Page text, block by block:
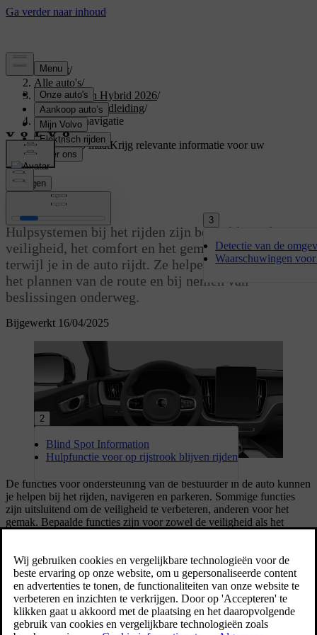
Support/
Alle auto's/
XC60 Plug-in Hybrid 2026/
Gebruikershandleiding/
Rijhulp en navigatie
Ondersteuning op maatKrijg relevante informatie voor uw
specifieke auto.
Inloggen
Bijgewerkt 16/04/2025
Rijhulp en navigatie
Hulpsystemen bij het rijden zijn bedoeld om de
veiligheid, het comfort en het gemak te verbeteren
terwijl je in de auto rijdt. Ze helpen je bij het rijden,
het plannen van de route en bij nemen van
beslissingen onderweg.
2
Blind Spot Information
Hulpfunctie voor op rijstrook blijven rijden
3
Detectie van de
Waarschuwingen
De functies voor ondersteuning van de bestuurder in de auto kunnen
je helpen bij het rijden, navigeren en parkeren. Sommige functies
zijn uitsluitend om de veiligheid te verbeteren, anderen voor het
gemak. Bepaalde functies zijn voor zowel de veiligheid als het
Als ondersteunende functies voor de bestuurder goed worden
gebruikt, kunnen ze het rijden gemakkelijker maken, afleiding
beperken en de veiligheid verbeteren voor jou en anderen. Ze
maken vaak gebruik van het vermogen van de auto om je omgeving
in de gaten te houden. Sommige functies geven die informatie om
het bewustzijn bij de bestuurder te verhogen, terwijl andere functies